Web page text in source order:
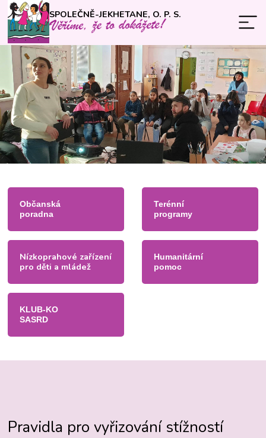
SPOLEČNĚ-JEKHETANE, O. P. S.
Občanská
poradna
Terénní
programy
Nízkoprahové zařízení
pro děti a mládež
Humanitární
pomoc
KLUB-KO
SASRD
Pravidla pro vyřizování stížností